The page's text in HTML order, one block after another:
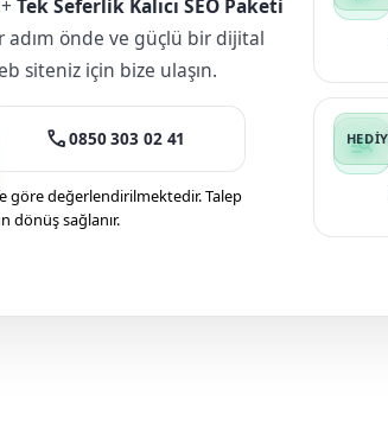
+Tek Seferlik Kalıcı SEO Paketi
adım önde ve güçlü bir dijital
siteniz için bize ulaşın.
call0850 303 02 41
göre değerlendirilmektedir. Talep
dönüş sağlanır.
manage_search